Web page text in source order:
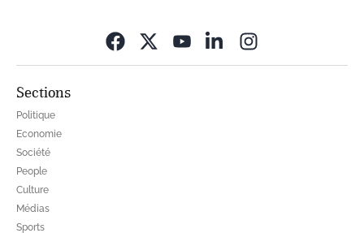
Sections
Politique
Economie
Société
People
Culture
Médias
Sports